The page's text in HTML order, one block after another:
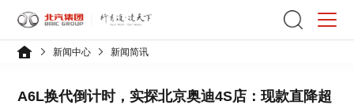
新闻中心 新闻简讯
A6L换代倒计时，实探北京奥迪4S店：现款直降超